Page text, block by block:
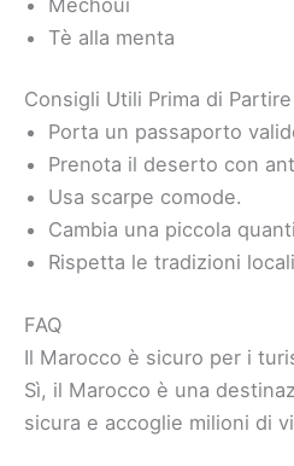
Tè alla menta
Consigli Utili Prima di Partire
Porta un passaporto
Prenota il deserto con
Usa scarpe comode.
Cambia una piccola
Rispetta le tradizioni
FAQ
Il Marocco è sicuro per i
Sì, il Marocco è una
sicura e accoglie milioni di